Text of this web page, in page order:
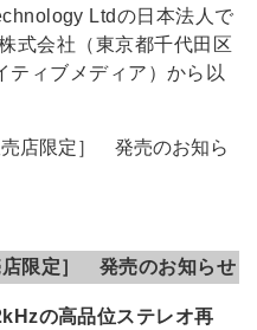
Ltdの日本法人で
式会社（東京都千代田区
ティブメディア）から以
店限定］ 発売のお知ら
限定］ 発売のお知らせ
の高品位ステレオ再